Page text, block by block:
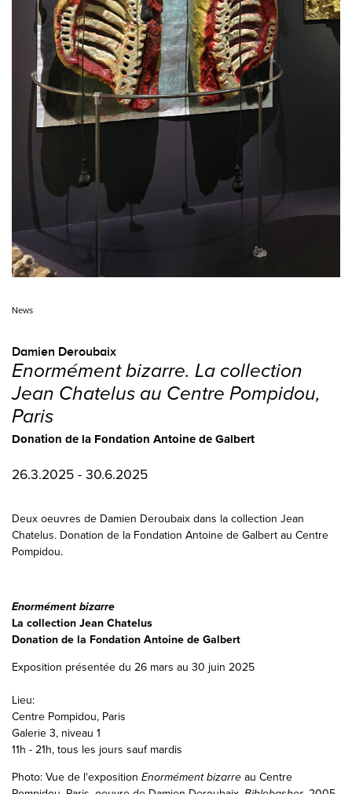
News
Damien Deroubaix
Enormément bizarre. La collection
Jean Chatelus au Centre Pompidou,
Paris
Donation de la Fondation Antoine de Galbert
26.3.2025 - 30.6.2025
Deux oeuvres de Damien Deroubaix dans la collection Jean
Chatelus. Donation de la Fondation Antoine de Galbert au Centre
Pompidou.
Enormément bizarre
La collection Jean Chatelus
Donation de la Fondation Antoine de Galbert
Exposition présentée du 26 mars au 30 juin 2025
Lieu:
Centre Pompidou, Paris
Galerie 3, niveau 1
11h - 21h, tous les jours sauf mardis
Photo: Vue de l'exposition Enormément bizarre au Centre